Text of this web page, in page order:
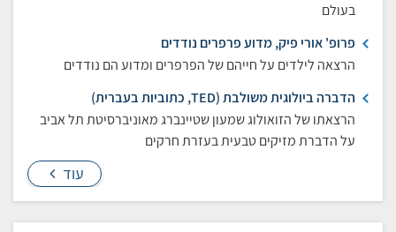
בעולם
פרופ' אורי פיק, מדוע פרפרים נודדים
הרצאה לילדים על חייהם של הפרפרים ומדוע הם נודדים
הדברה ביולוגית משולבת (TED, כתוביות בעברית)
הרצאתו של הזואולוג שמעון שטיינברג מאוניברסיטת תל אביב
על הדברת מזיקים טבעית בעזרת חרקים
עוד